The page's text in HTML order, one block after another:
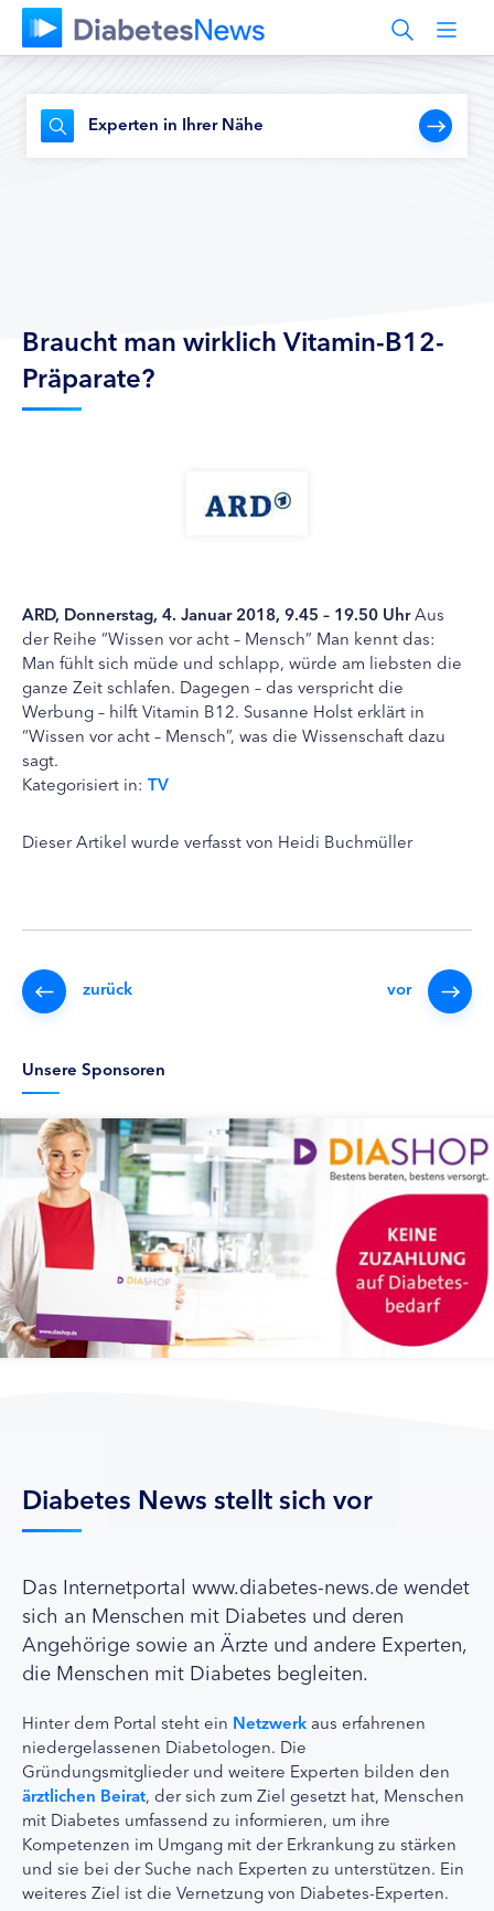
Experten in Ihrer Nähe
Braucht man wirklich Vitamin-B12-
Präparate?
ARD, Donnerstag, 4. Januar 2018, 9.45 – 19.50 UhrAus
der Reihe “Wissen vor acht – Mensch” Man kennt das:
Man fühlt sich müde und schlapp, würde am liebsten die
ganze Zeit schlafen. Dagegen – das verspricht die
Werbung – hilft Vitamin B12. Susanne Holst erklärt in
“Wissen vor acht – Mensch”, was die Wissenschaft dazu
sagt.
Kategorisiert in: TV
Dieser Artikel wurde verfasst von Heidi Buchmüller
zurück vor
Unsere Sponsoren
Diabetes News stellt sich vor
Das Internetportal www.diabetes-news.de wendet
sich an Menschen mit Diabetes und deren
Angehörige sowie an Ärzte und andere Experten,
die Menschen mit Diabetes begleiten.
Hinter dem Portal steht ein Netzwerk aus erfahrenen
niedergelassenen Diabetologen. Die
Gründungsmitglieder und weitere Experten bilden den
ärztlichen Beirat, der sich zum Ziel gesetzt hat, Menschen
mit Diabetes umfassend zu informieren, um ihre
Kompetenzen im Umgang mit der Erkrankung zu stärken
und sie bei der Suche nach Experten zu unterstützen. Ein
weiteres Ziel ist die Vernetzung von Diabetes-Experten.